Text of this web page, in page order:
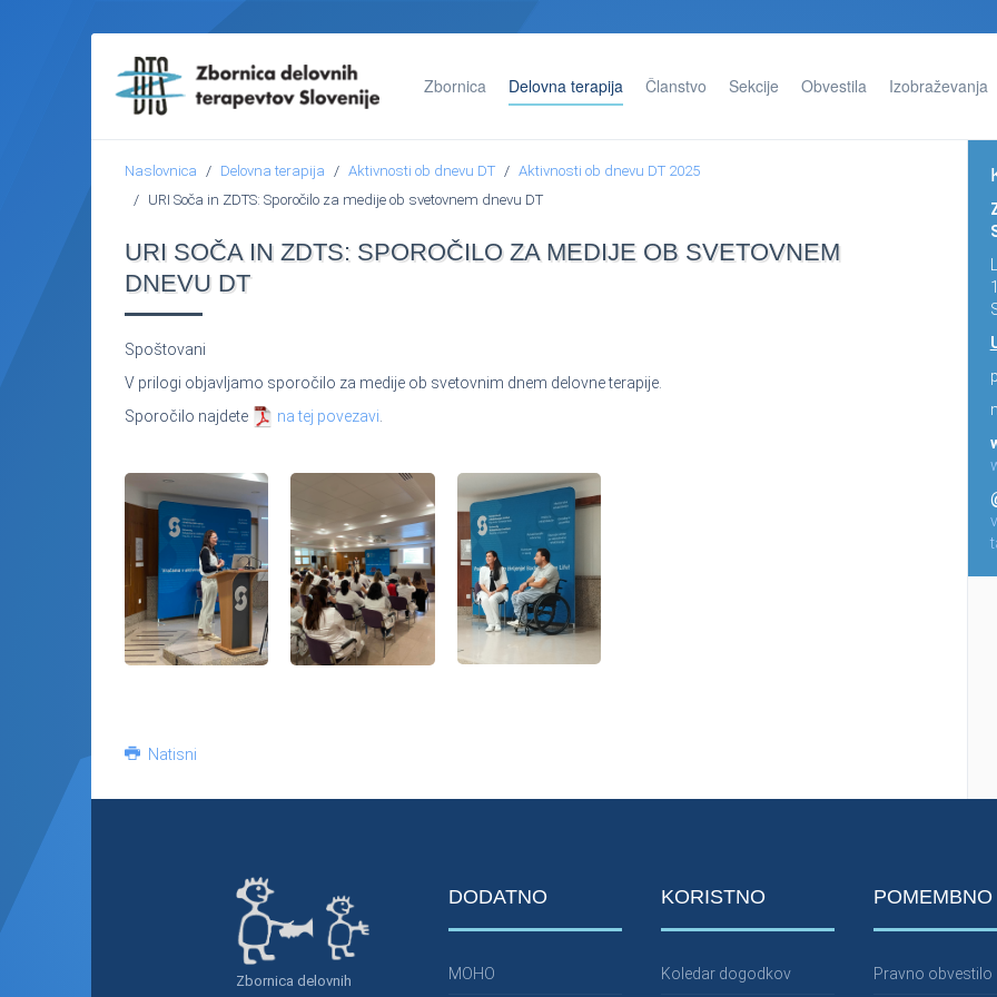
Zbornica Delovna terapija Članstvo Sekcije Obvestila Izobraževanja
Naslovnica Delovna terapija Aktivnosti ob dnevu DT
Aktivnosti ob dnevu DT 2025
URI Soča in ZDTS: Sporočilo za medije ob svetovnem dnevu DT
URI SOČA IN ZDTS: SPOROČILO ZA MEDIJE OB SVETOVNEM
DNEVU DT
Spoštovani
V prilogi objavljamo sporočilo za medije ob svetovnim dnem delovne terapije.
Sporočilo najdete
na tej povezavi
Natisni
Zbornica delovnih
DODATNO
MOHO
KORISTNO
Koledar dogodkov
POMEMBNO
Pravno obvestilo